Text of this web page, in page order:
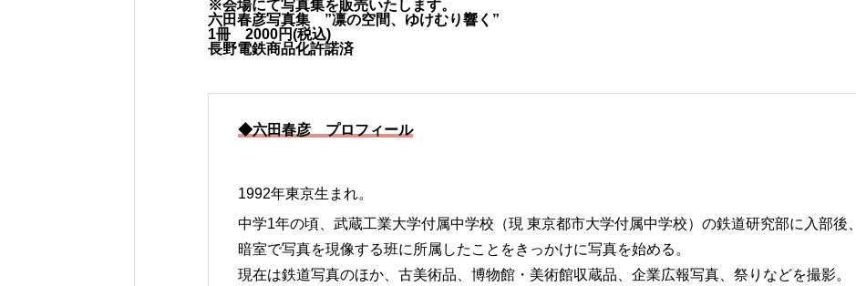
※会場にて写真集を販売いたします。
六田春彦写真集 ”凛の空間、ゆけむり響く”
1冊 2000円(税込)
長野電鉄商品化許諾済
◆六田春彦 プロフィール
1992年東京生まれ。
中学1年の頃、武蔵工業大学付属中学校（現 東京都市大学付属中学校）の鉄道研究部に入部後、
暗室で写真を現像する班に所属したことをきっかけに写真を始める。
現在は鉄道写真のほか、古美術品、博物館・美術館収蔵品、企業広報写真、祭りなどを撮影。